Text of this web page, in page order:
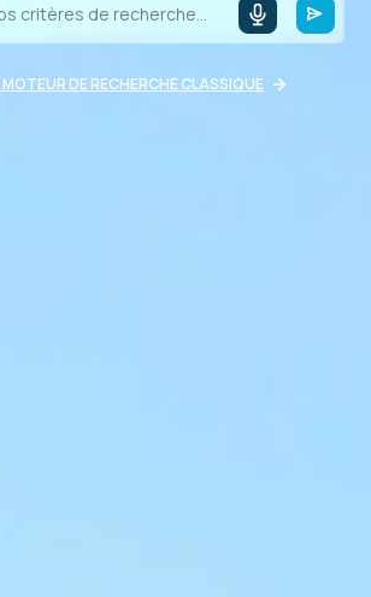
DE RECHERCHE CLASSIQUE